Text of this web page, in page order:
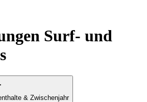
Surf- und
& Zwischenjahr